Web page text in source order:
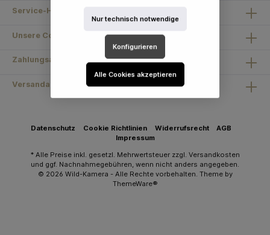
Service-Hotline
Unsere Communities
Zahlungsarten
Versandarten
Datenschutz Cookie Richtlinien Widerrufsrecht
AGB
Impressum
* Alle Preise inkl. gesetzl. Mehrwertsteuer zzgl. Versandkosten
und ggf. Nachnahmegebühren, wenn nicht anders angegeben.
© 2026 Wild-Kamera - Alle Rechte vorbehalten. Theme by
ThemeWare®
Nur technisch notwendige
Konfigurieren
Alle Cookies akzeptieren